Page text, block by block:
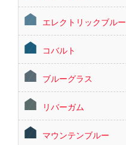
エレクトリックブルー
コバルト
ブルーグラス
リバーガム
マウンテンブルー